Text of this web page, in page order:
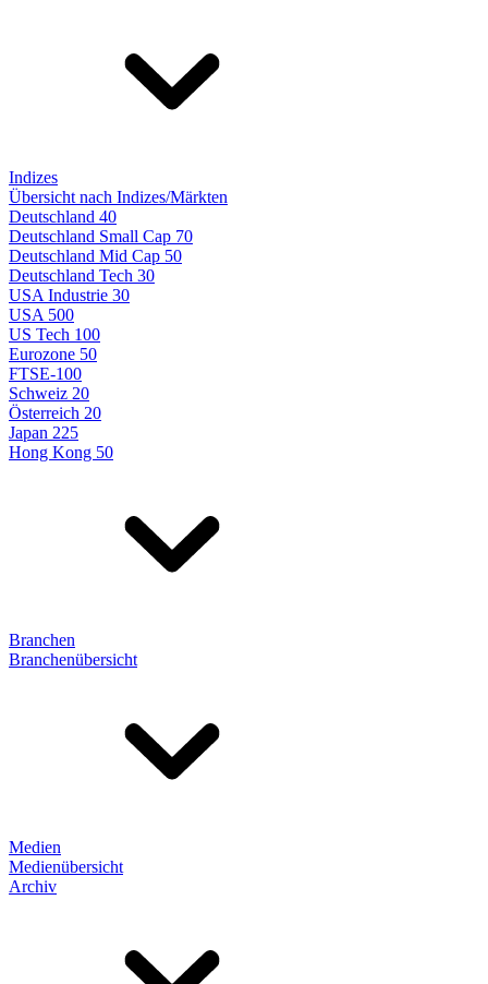
Indizes
Übersicht nach Indizes/Märkten
Deutschland 40
Deutschland Small Cap 70
Deutschland Mid Cap 50
Deutschland Tech 30
USA Industrie 30
USA 500
US Tech 100
Eurozone 50
FTSE-100
Schweiz 20
Österreich 20
Japan 225
Hong Kong 50
Branchen
Branchenübersicht
Medien
Medienübersicht
Archiv